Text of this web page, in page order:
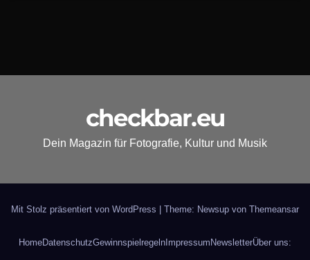
checkbar.eu
Dein Magazin für Fotografie, Kultur und Musik
Mit Stolz präsentiert von WordPress Theme: Newsup von Themeansar
HomeDatenschutzGewinnspielregeln Impressum NewsletterÜber uns: